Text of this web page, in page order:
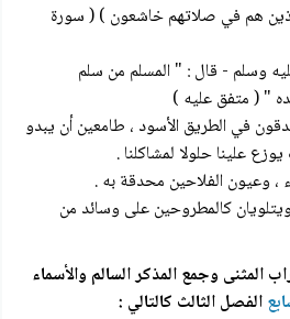
هم في صلاتهم خاشعون ) ( سورة
وسلم - قال : " المسلم من سلم
" ( متفق عليه )
في الطريق الأسود ، طامعين أن يبدو
علينا حلولا لمشاكلنا .
، وعيون الفلاحين محدقة به .
كالمطروحين على وسائد من
وجمع المذكر السالم والأسماء
الفصل الثالث كالتالي :